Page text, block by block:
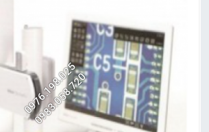
0976.198.025
0983.058.720